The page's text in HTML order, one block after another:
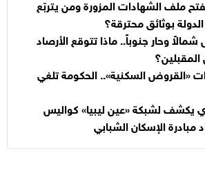
ملف الشهادات المزورة ومن يتربّع
بوثائق محترقة؟
وحار جنوباً.. ماذا تتوقع الأرصاد
المقبلين؟
«القروض السكنية».. الحكومة تلغي
يكشف لشبكة «عين ليبيا» كواليس
مبادرة الإسكان الشبابي